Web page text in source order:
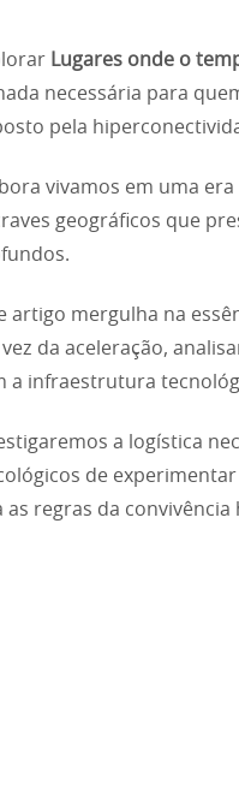
Lugares onde o
necessária para
pela
vivamos em uma
geográficos que
artigo mergulha na
vez da aceleração,
a infraestrutura
a logística
de
as regras da convivência